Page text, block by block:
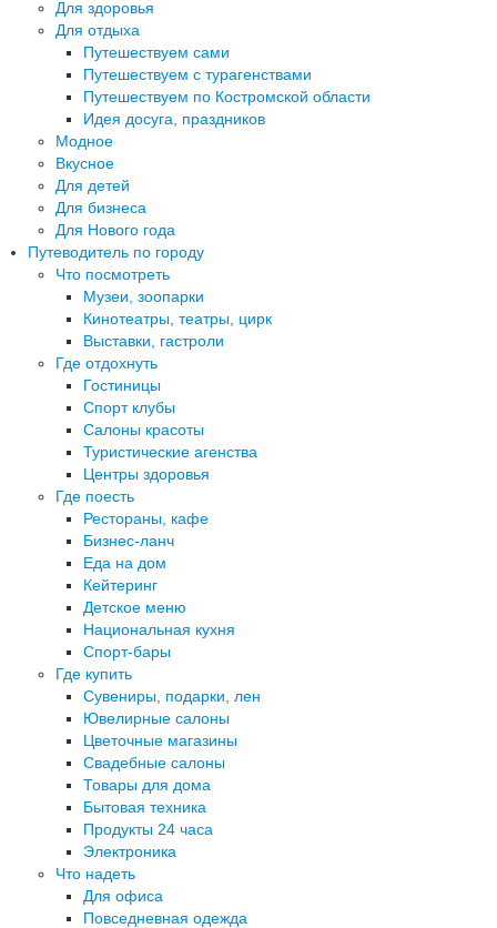
Для здоровья
Для отдыха
Путешествуем сами
Путешествуем с турагенствами
Путешествуем по Костромской области
Идея досуга, праздников
Модное
Вкусное
Для детей
Для бизнеса
Для Нового года
Путеводитель по городу
Что посмотреть
Музеи, зоопарки
Кинотеатры, театры, цирк
Выставки, гастроли
Где отдохнуть
Гостиницы
Спорт клубы
Салоны красоты
Туристические агенства
Центры здоровья
Где поесть
Рестораны, кафе
Бизнес-ланч
Еда на дом
Кейтеринг
Детское меню
Национальная кухня
Спорт-бары
Где купить
Сувениры, подарки, лен
Ювелирные салоны
Цветочные магазины
Свадебные салоны
Товары для дома
Бытовая техника
Продукты 24 часа
Электроника
Что надеть
Для офиса
Повседневная одежда